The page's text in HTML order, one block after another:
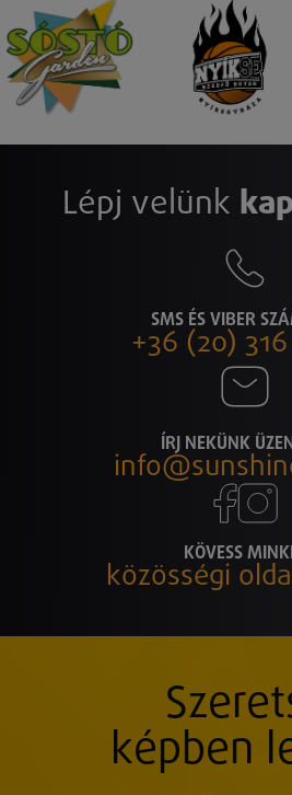
Lépj velünk
SMS ÉS VIBER
+36 (20)
ÍRJ NEKÜNK
KÖVESS
közösségi
képben